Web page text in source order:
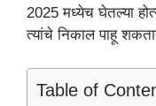
2025 मध्येच घेतल्या
त्यांचे निकाल पाहू
Table of